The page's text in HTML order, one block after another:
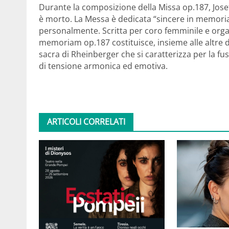
Durante la composizione della Missa op.187,
è morto. La Messa è dedicata “sincere in
personalmente. Scritta per coro femminile e
memoriam op.187 costituisce, insieme alle altre
sacra di Rheinberger che si caratterizza per la
di tensione armonica ed emotiva.
ARTICOLI CORRELATI